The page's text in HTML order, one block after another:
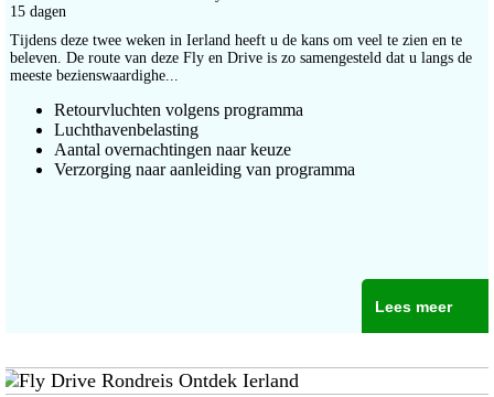
15 dagen
Tijdens deze twee weken in Ierland heeft u de kans om veel te zien en te
beleven. De route van deze Fly en Drive is zo samengesteld dat u langs de
meeste bezienswaardighe...
Retourvluchten volgens programma
Luchthavenbelasting
Aantal overnachtingen naar keuze
Verzorging naar aanleiding van programma
Lees meer